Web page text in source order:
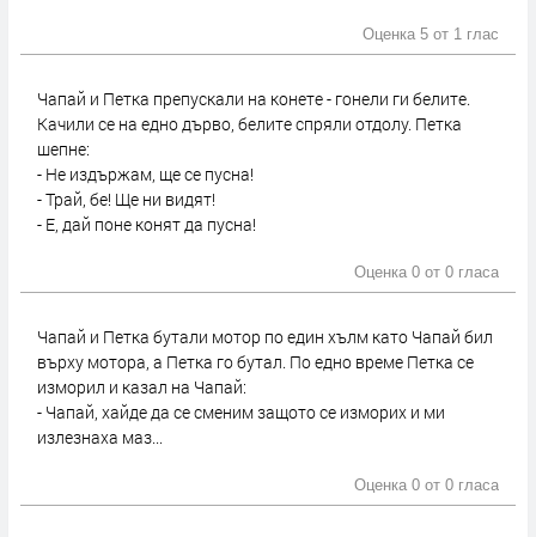
Оценка 5 от 1 глас
Чапай и Петка препускали на конете - гонели ги белите.
Качили се на едно дърво, белите спряли отдолу. Петка
шепне:
- Не издържам, ще се пусна!
- Трай, бе! Ще ни видят!
- Е, дай поне конят да пусна!
Оценка 0 от 0 гласа
Чапай и Петка бутали мотор по един хълм като Чапай бил
върху мотора, а Петка го бутал. По едно време Петка се
изморил и казал на Чапай:
- Чапай, хайде да се сменим защото се изморих и ми
излезнаха маз...
Оценка 0 от 0 гласа